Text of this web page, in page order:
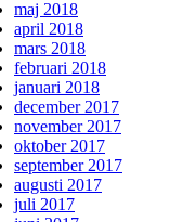
maj 2018
april 2018
mars 2018
februari 2018
januari 2018
december 2017
november 2017
oktober 2017
september 2017
augusti 2017
juli 2017